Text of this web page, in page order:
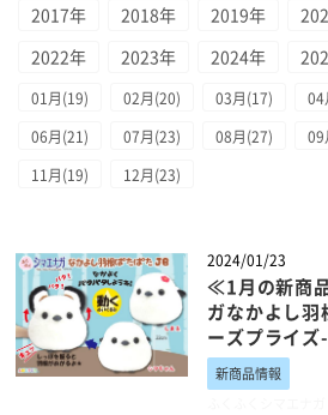
2017年 2018年 2019年
2022年 2023年 2024年
01月(19) 02月(20) 03月(17) 04
06月(21) 07月(23) 08月(27) 09
11月(19) 12月(23)
2024/01/23
≪1月の新商
ガなかよし
ーズプライズ
新商品情報